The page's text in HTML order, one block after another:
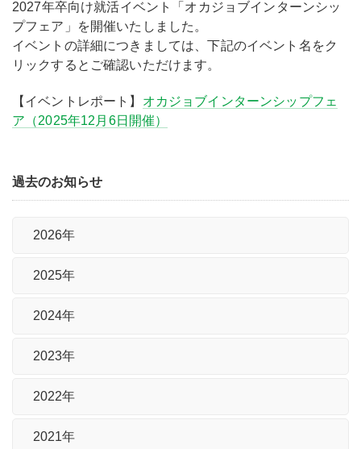
2027年卒向け就活イベント「オカジョブインターンシッ
プフェア」を開催いたしました。
イベントの詳細につきましては、下記のイベント名をク
リックするとご確認いただけます。
【イベントレポート】 オカジョブインターンシップフェ
ア（2025年12月6日開催）
過去のお知らせ
2026年
2025年
2024年
2023年
2022年
2021年